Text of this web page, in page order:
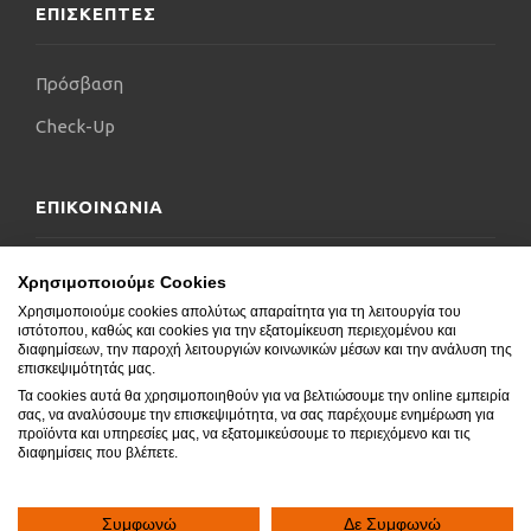
• Σύλλογο Ορθοπεδικών Σουηδίας
• Σύλλογο Ορθοπεδικών Φινλανδίας
• Σουηδικό σύλλογο Ορθοπεδικών Άκρου ποδός
Τραυματολογίας)
• Ιδρυτικό μέλος της BAFAS ( Balkan Foot and
Ankle Society)
Έχει τη δυνατότητα να χειρουργεί σε διάφορες
ιδιωτικές κλινικές στην Κύπρο και στην Ελλάδα,
διαστήματα στη Σουηδία.
ΕΠΙΣΚΕΠΤΕΣ
Πρόσβαση
Check-Up
ΕΠΙΚΟΙΝΩΝΙΑ
Επικοινωνήστε μαζί μας
Δήλωση Προσβασιμότητας
Συχνές Ερωτήσεις
Blog
Χρησιμοποιούμε Cookies
Χρησιμοποιούμε cookies απολύτως απαραίτητα για τη λειτουργία του
ιστότοπου, καθώς και cookies για την εξατομίκευση περιεχομένου και
διαφημίσεων, την παροχή λειτουργιών κοινωνικών μέσων και την ανάλυση της
επισκεψιμότητάς μας.
Τα cookies αυτά θα χρησιμοποιηθούν για να βελτιώσουμε την online εμπειρία
σας, να αναλύσουμε την επισκεψιμότητα, να σας παρέχουμε ενημέρωση για
προϊόντα και υπηρεσίες μας, να εξατομικεύσουμε το περιεχόμενο και τις
διαφημίσεις που βλέπετε.
Συμφωνώ Δε Συμφωνώ